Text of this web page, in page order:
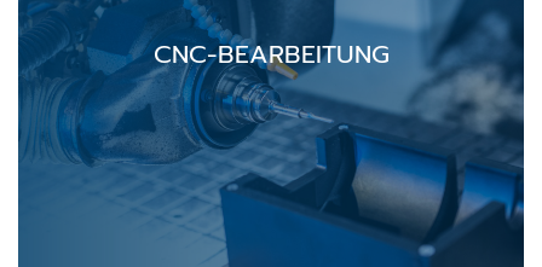
CNC-BEARBEITUNG